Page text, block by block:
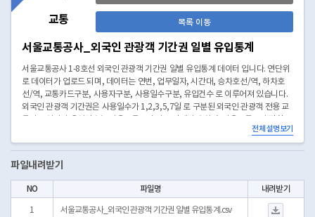
교통 목록 이동
서울교통공사_외국인 관광객 기간권 일별 유입통계
서울교통공사 1-8호선 외국인 관광객 기간권 일별 유입통계 데이터 입니다. 연단위
로 데이터가 업로드 되며, 데이터는 연번, 업무일자, 시간대, 승차호선/역, 하차호
선/역, 교통카드구분, 사용자구분, 사용일수구분, 유입건수 로 이루어져 있습니다.
외국인 관광객 기간권은 사용일수가 1,2,3,5,7일 로 구분된 외국인 관광객 전용 교
간에서 하차한 건수입니다. (2024년 3월 ~ 2024년 12월 데이터 입니다.)전체 설명보기
파일내려받기
NO 파일명 내려받기
1 서울교통공사_외국인 관광객 기간권 일별 유입통계.csv
서울교통공사_외국